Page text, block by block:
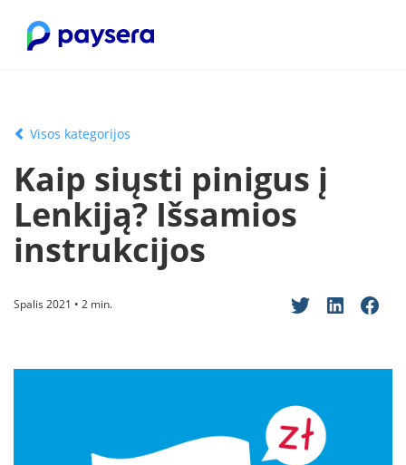
Visos kategorijos
Kaip siųsti pinigus į
Lenkiją? Išsamios
instrukcijos
Spalis 2021 • 2 min.